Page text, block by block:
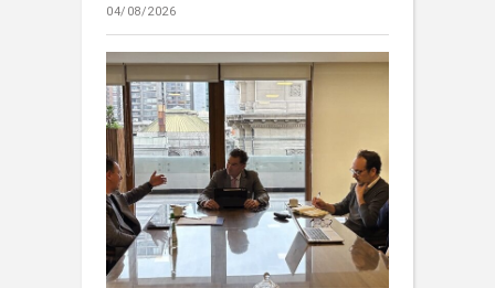
04/08/2026